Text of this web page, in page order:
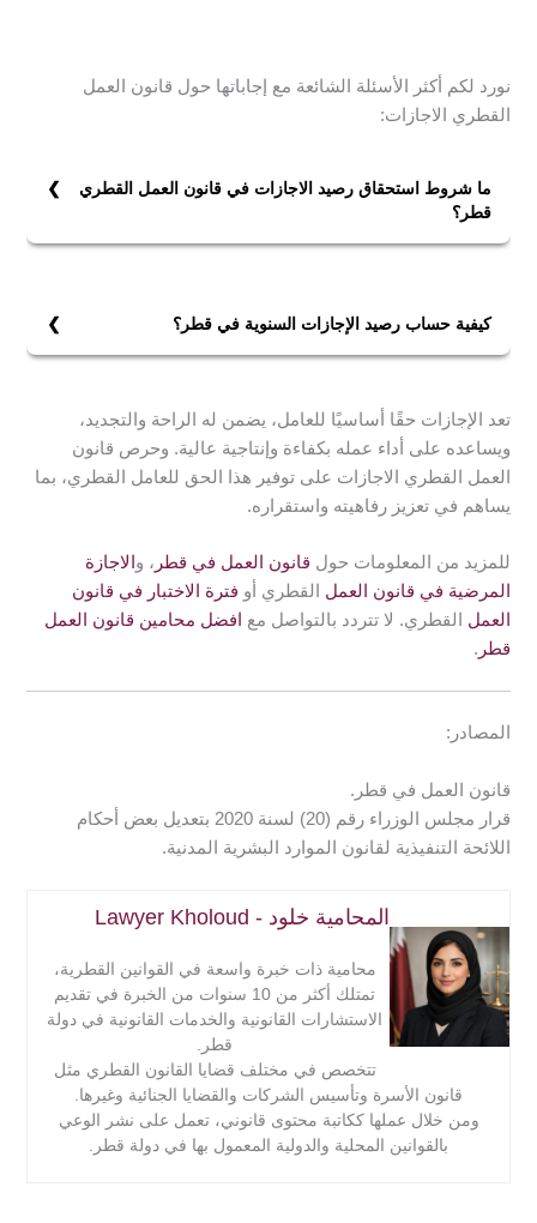
نورد لكم أكثر الأسئلة الشائعة مع إجاباتها حول قانون العمل
القطري الاجازات:
ما شروط استحقاق رصيد الاجازات في قانون العمل القطري
قطر؟
1- أن يكون العامل قد أكمل سنة كاملة في خدمة صاحب
سنوات. وأربعة أسابيع كاملة الأجر للعامل الذي تكون مدة
خدمته خمس سنوات فأكثر.
كيفية حساب رصيد الإجازات السنوية في قطر؟
سنوات.
2- أجر أربعة أسابيع كاملة للعامل الذي تكون مدة خدمته
خمس سنوات فأكثر.
تعد الإجازات حقًا أساسيًا للعامل، يضمن له الراحة والتجديد،
ويساعده على أداء عمله بكفاءة وإنتاجية عالية. وحرص قانون
العمل القطري الاجازات على توفير هذا الحق للعامل القطري، بما
يساهم في تعزيز رفاهيته واستقراره.
للمزيد من المعلومات حول قانون العمل في قطر ، و الاجازة
المرضية في قانون العمل القطري أو فترة الاختبار في قانون
العمل القطري. لا تتردد بالتواصل مع
افضل محامين قانون العمل
قطر .
المصادر:
قانون العمل في قطر.
قرار مجلس الوزراء رقم (20) لسنة 2020 بتعديل بعض أحكام
اللائحة التنفيذية لقانون الموارد البشرية المدنية.
المحامية خلود - Lawyer Kholoud
محامية ذات خبرة واسعة في القوانين القطرية،
تمتلك أكثر من 10 سنوات من الخبرة في تقديم
الاستشارات القانونية والخدمات القانونية في دولة
قطر.
تتخصص في مختلف قضايا القانون القطري مثل
قانون الأسرة وتأسيس الشركات والقضايا الجنائية وغيرها.
ومن خلال عملها ككاتبة محتوى قانوني، تعمل على نشر الوعي
بالقوانين المحلية والدولية المعمول بها في دولة قطر.